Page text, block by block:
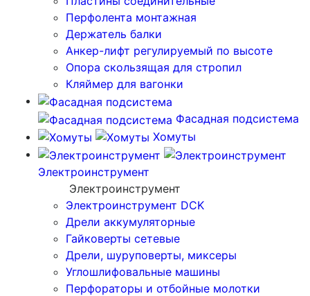
Перфолента монтажная
Держатель балки
Анкер-лифт регулируемый по высоте
Опора скользящая для стропил
Кляймер для вагонки
Фасадная подсистема
Хомуты
Электроинструмент
Электроинструмент
Электроинструмент DCK
Дрели аккумуляторные
Гайковерты сетевые
Дрели, шуруповерты, миксеры
Углошлифовальные машины
Перфораторы и отбойные молотки